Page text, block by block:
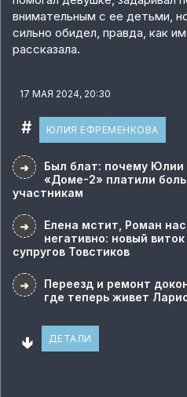
внимательным с ее детьми,
сильно обидел, правда, как
рассказала.
17 МАЯ 2024, 20:30
# ЮЛИЯ ЕФРЕМЕНКОВА
➜
Был блат: почему Юлии
«Доме-2» платили
участникам
➜
Елена мстит, Роман
негативно: новый
супругов Товстиков
➜
Переезд и ремонт
где теперь живет
🢃 ДЕТАЛИ